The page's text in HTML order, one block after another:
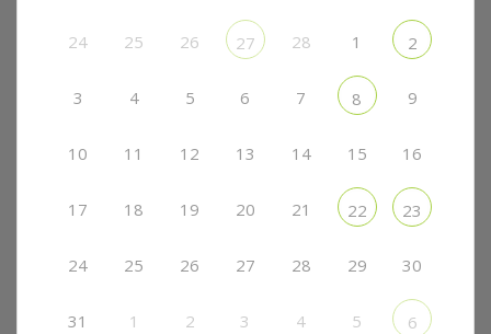
24 25 26 27 28 1 2
3 4 5 6 7 8 9
10 11 12 13 14 15 16
17 18 19 20 21 22 23
24 25 26 27 28 29 30
31 1 2 3 4 5 6